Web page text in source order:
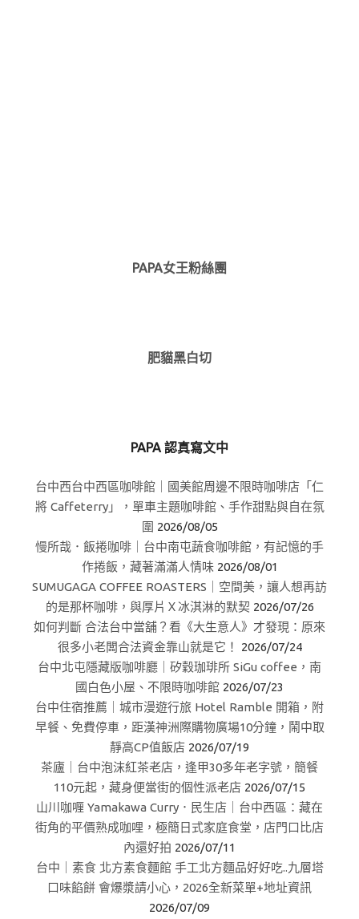
PAPA女王粉絲團
肥貓黑白切
PAPA 認真寫文中
台中西台中西區咖啡館｜國美館周邊不限時咖啡店「仁
將 Caffeterry」，單車主題咖啡館、手作甜點與自在氛
圍 2026/08/05
慢所哉．飯捲咖啡｜台中南屯蔬食咖啡館，有記憶的手
作捲飯，藏著滿滿人情味 2026/08/01
SUMUGAGA COFFEE ROASTERS｜空間美，讓人想再訪
的是那杯咖啡，與厚片Ｘ冰淇淋的默契 2026/07/26
如何判斷 合法台中當舖？看《大生意人》才發現：原來
很多小老闆合法資金靠山就是它！
2026/07/24
台中北屯隱藏版咖啡廳｜矽穀珈琲所 SiGu coffee，南
國白色小屋、不限時咖啡館 2026/07/23
台中住宿推薦｜城市漫遊行旅 Hotel Ramble 開箱，附
早餐、免費停車，距漢神洲際購物廣場10分鐘，鬧中取
靜高CP值飯店 2026/07/19
茶廬｜台中泡沫紅茶老店，逢甲30多年老字號，簡餐
110元起，藏身便當街的個性派老店 2026/07/15
山川咖喱 Yamakawa Curry．民生店｜台中西區：藏在
街角的平價熟成咖哩，極簡日式家庭食堂，店門口比店
內還好拍 2026/07/11
台中｜素食 北方素食麵館 手工北方麵品好好吃..九層塔
口味餡餅 會爆漿請小心，2026全新菜單+地址資訊
2026/07/09